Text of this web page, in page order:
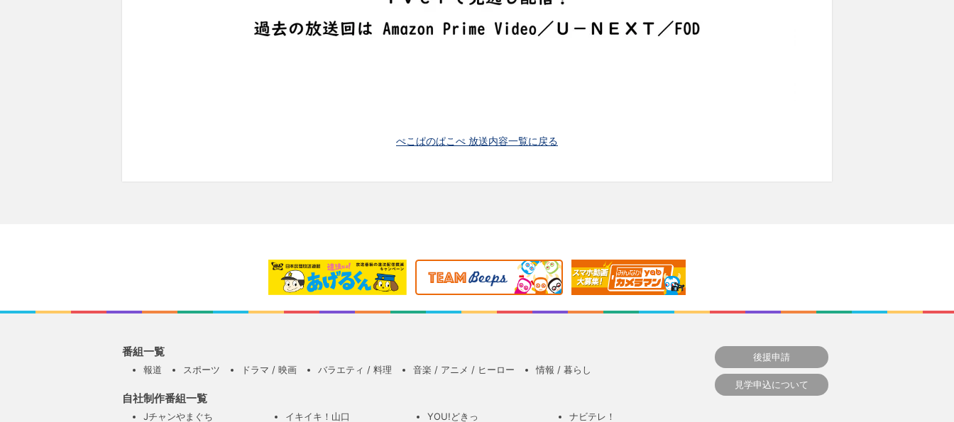
ぺこぱのぱこぺ 放送内容一覧に戻る
番組一覧
報道 スポーツ ドラマ / 映画 バラエティ / 料理 音楽 / アニメ / ヒーロー 情報 / 暮らし
自社制作番組一覧
Jチャンやまぐち イキイキ！山口 YOU!どきっ ナビテレ！
後援申請
見学申込について